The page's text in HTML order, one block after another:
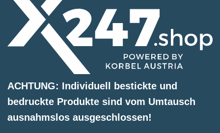
ACHTUNG: Individuell bestickte und
bedruckte Produkte sind vom Umtausch
ausnahmslos ausgeschlossen!